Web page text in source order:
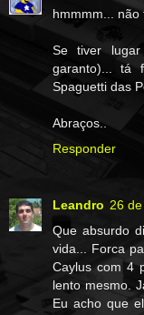
hmmmm... não
Se tiver
garanto)... tá
Spaguetti das
Abraços..
Responder
Leandro 26
Que absurdo
vida... Forca
Caylus com 4
lento mesmo.
Eu acho que